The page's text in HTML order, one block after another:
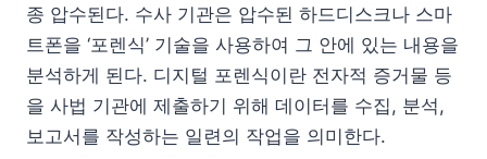
종 압수된다. 수사 기관은 압수된 하드디스크나 스마
트폰을 ‘포렌식’ 기술을 사용하여 그 안에 있는 내용을
분석하게 된다. 디지털 포렌식이란 전자적 증거물 등
을 사법 기관에 제출하기 위해 데이터를 수집, 분석,
보고서를 작성하는 일련의 작업을 의미한다.